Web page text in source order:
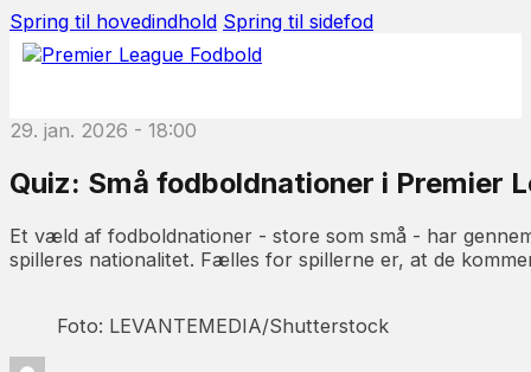
Spring til hovedindhold Spring til sidefod
29. jan. 2026 - 18:00
Quiz: Små fodboldnationer i Premier
Et væld af fodboldnationer - store som små - har
spilleres nationalitet. Fælles for spillerne er, at de
Foto: LEVANTEMEDIA/Shutterstock